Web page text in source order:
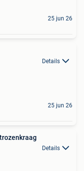
25 jun 26
Details
25 jun 26
Details